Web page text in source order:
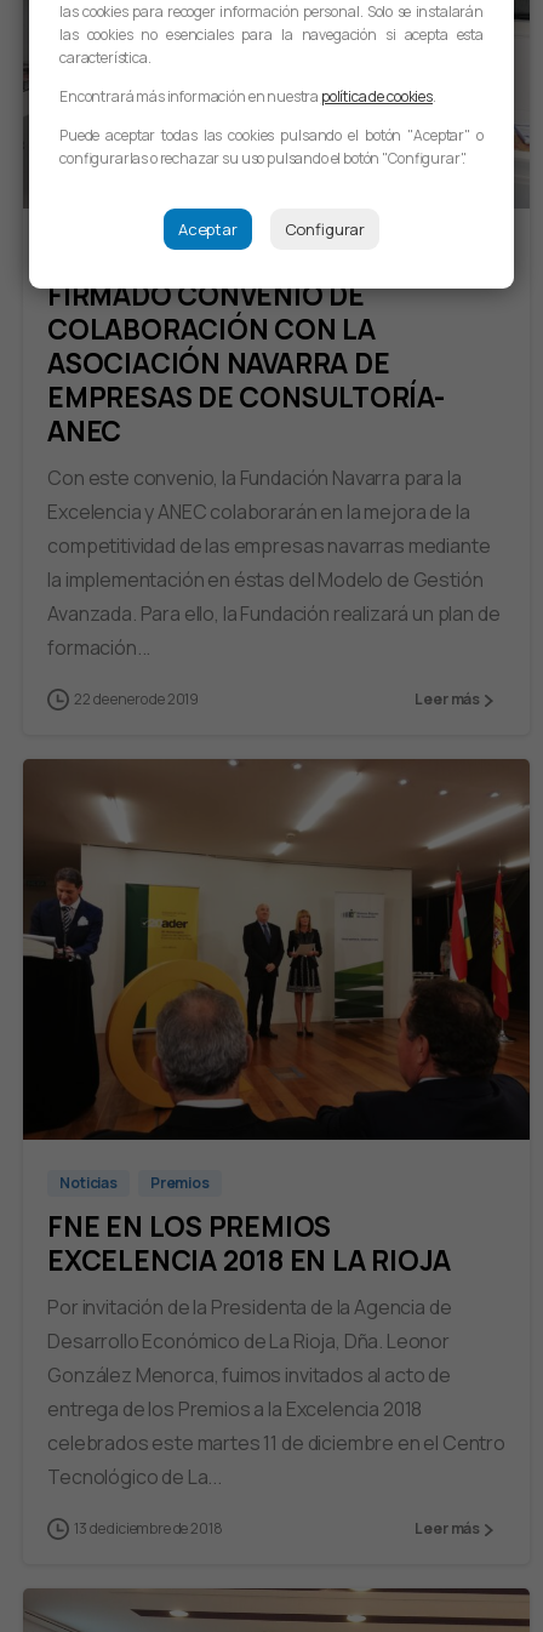
FIRMADO CONVENIO DE
COLABORACIÓN CON LA
ASOCIACIÓN NAVARRA DE
EMPRESAS DE CONSULTORÍA-
ANEC
Con este convenio, la Fundación Navarra para la
Excelencia y ANEC colaborarán en la mejora de la
competitividad de las empresas navarras mediante
la implementación en éstas del Modelo de Gestión
Avanzada. Para ello, la Fundación realizará un plan de
formación...
22 de enero de 2019 Leer más
Noticias Premios
FNE EN LOS PREMIOS
EXCELENCIA 2018 EN LA RIOJA
Por invitación de la Presidenta de la Agencia de
Desarrollo Económico de La Rioja, Dña. Leonor
González Menorca, fuimos invitados al acto de
entrega de los Premios a la Excelencia 2018
celebrados este martes 11 de diciembre en el Centro
Tecnológico de La...
13 de diciembre de 2018 Leer más
las cookies para recoger información personal. Solo se instalarán
las cookies no esenciales para la navegación si acepta esta
característica.
Encontrará más información en nuestra política de cookies.
Puede aceptar todas las cookies pulsando el botón "Aceptar" o
configurarlas o rechazar su uso pulsando el botón "Configurar".
Aceptar Configurar